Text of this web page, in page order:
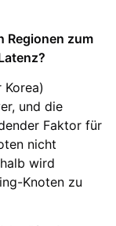
Regionen zum
und die
Faktor für
nicht
wird
Knoten zu